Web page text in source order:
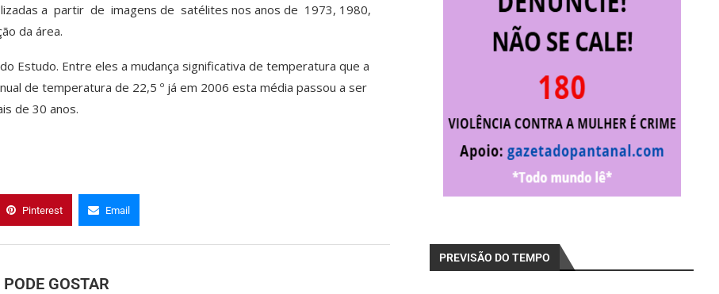
a partir de imagens de satélites nos anos de 1973, 1980,
da área.
Estudo. Entre eles a mudança significativa de temperatura que a
de temperatura de 22,5 º já em 2006 esta média passou a ser
de 30 anos.
Pinterest Email
GOSTAR
PREVISÃO DO TEMPO